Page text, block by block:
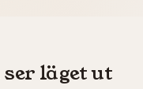
ser läget ut